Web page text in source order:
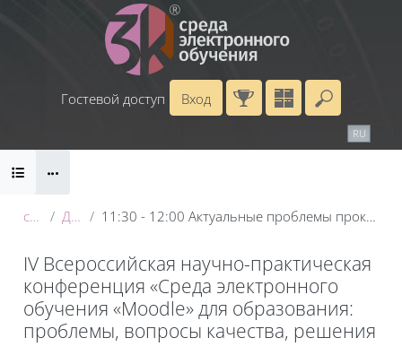
Перейти к основному содержанию
Гостевой доступ
Вход
RU
Блоки
conf_2025 День 2: 21 мая 11:30 - 12:00 Актуальные проблемы прокторинга в российских вузах: популярные методы обхода системы ProctorEdu и способы противодействия
IV Всероссийская научно-практическая
конференция «Среда электронного
обучения «Moodle» для образования:
проблемы, вопросы качества, решения